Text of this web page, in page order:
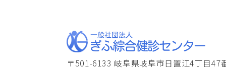
〒501-6133 岐阜県岐阜市日置江4丁目47